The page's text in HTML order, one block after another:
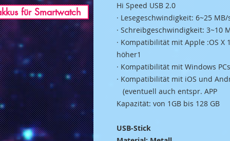
Hi Speed USB 2.0
· Lesegeschwindigkeit: 6~25
· Schreibgeschwindigkeit: 3~10
· Kompatibilität mit Apple :OS X
höher1
· Kompatibilität mit Windows
· Kompatibilität mit iOS und
(eventuell auch entspr. APP
Kapazität: von 1GB bis 128 GB
USB-Stick
für Smartwatch